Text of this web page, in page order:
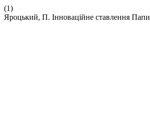
(1)
Яроцький, П. Інноваційне ставлення